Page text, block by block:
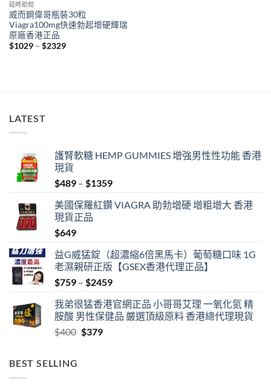
延時助勃
威而鋼偉哥瓶裝30粒
Viagra100mg快速勃起增硬輝瑞
原廠香港正品
$1029 – $2329Price
LATEST
護腎軟糖 HEMP GUMMIES 增強男性性功能 香港
現貨
$489 – $1359Price
$489
美國保羅紅鑽 VIAGRA 助勃增硬 增粗增大 香港
現貨正品
$649
益G威猛錠（超濃縮6倍黑馬卡）葡萄糖口味 1G
老濕親研正版【GSEX香港代理正品】
$759 – $2459Price
$759
through
我弟很猛香港官網正品 小哥哥艾理 一氧化氮 精
胺酸 男性保健品 嚴選頂級原料 香港總代理現貨
$400 Original
$379Current
BEST SELLING